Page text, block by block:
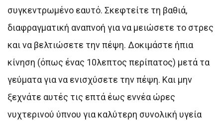
συγκεντρωμένο εαυτό. Σκεφτείτε τη βαθιά,
διαφραγματική αναπνοή για να μειώσετε το στρες
και να βελτιώσετε την πέψη. Δοκιμάστε ήπια
κίνηση (όπως ένας 10λεπτος περίπατος) μετά τα
γεύματα για να ενισχύσετε την πέψη. Και μην
ξεχνάτε αυτές τις επτά έως εννέα ώρες
νυχτερινού ύπνου για καλύτερη συνολική υγεία